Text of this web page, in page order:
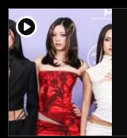
player2